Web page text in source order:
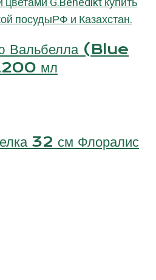
Вальбелла (Blue
мл
32 см Флоралис